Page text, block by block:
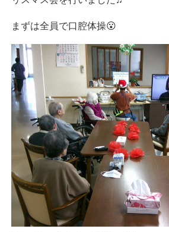
まずは全員で口腔体操😮